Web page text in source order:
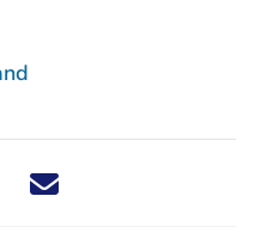
dit nieuwsbericht via X -
Deel dit nieuwsbericht via
Deel dit nieuwsbericht
Deel dit